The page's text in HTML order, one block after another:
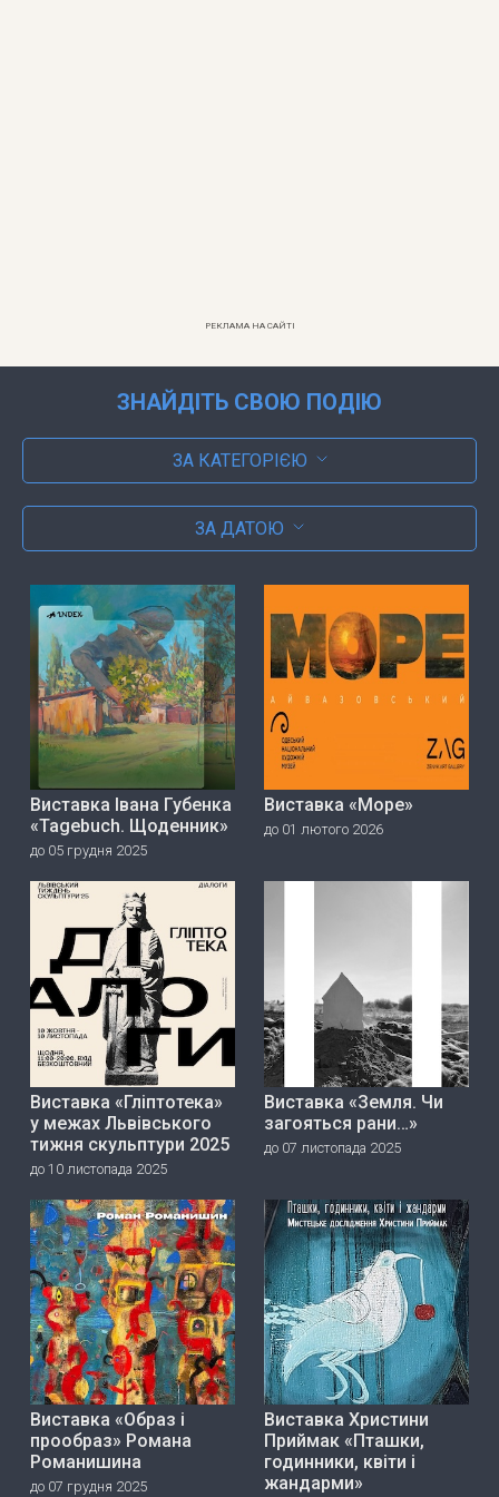
РЕКЛАМА НА САЙТІ
ЗНАЙДІТЬ СВОЮ ПОДІЮ
ЗА КАТЕГОРІЄЮ
ЗА ДАТОЮ
Виставка Івана Губенка
«Tagebuch. Щоденник»
до 05 грудня 2025
Виставка «Море»
до 01 лютого 2026
Виставка «Гліптотека»
у межах Львівського
тижня скульптури 2025
до 10 листопада 2025
Виставка «Земля. Чи
загояться рани…»
до 07 листопада 2025
Виставка «Образ і
прообраз» Романа
Романишина
до 07 грудня 2025
Виставка Христини
Приймак «Пташки,
годинники, квіти і
жандарми»